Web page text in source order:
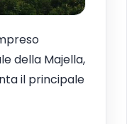
della Majella,
il principale